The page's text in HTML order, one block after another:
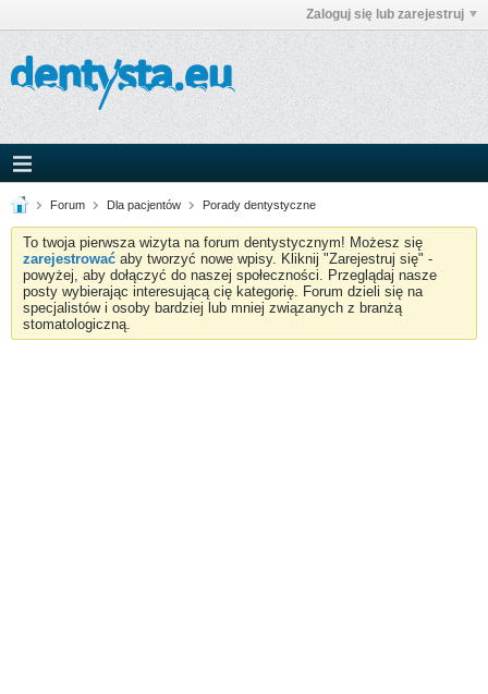
Zaloguj się lub zarejestruj
Forum Dla pacjentów Porady dentystyczne
To twoja pierwsza wizyta na forum dentystycznym! Możesz się
zarejestrować aby tworzyć nowe wpisy. Kliknij "Zarejestruj się" -
powyżej, aby dołączyć do naszej społeczności. Przeglądaj nasze
posty wybierając interesującą cię kategorię. Forum dzieli się na
specjalistów i osoby bardziej lub mniej związanych z branżą
stomatologiczną.